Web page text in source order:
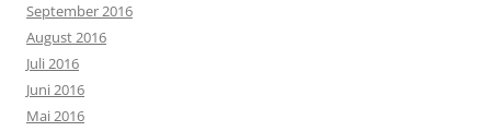
September 2016
August 2016
Juli 2016
Juni 2016
Mai 2016